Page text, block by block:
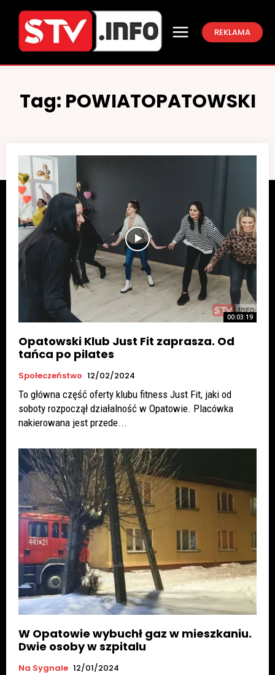
REKLAMA
Tag: POWIATOPATOWSKI
00:03:19
Opatowski Klub Just Fit zaprasza. Od
tańca po pilates
Społeczeństwo 12/02/2024
To główna część oferty klubu fitness Just Fit, jaki od
soboty rozpoczął działalność w Opatowie. Placówka
nakierowana jest przede...
W Opatowie wybuchł gaz w mieszkaniu.
Dwie osoby w szpitalu
Na Sygnale 12/01/2024